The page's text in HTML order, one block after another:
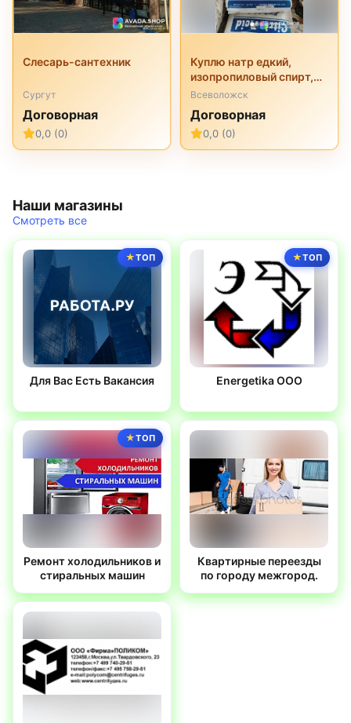
Слесарь-сантехник
Сургут
Договорная
0,0 (0)
Куплю натр едкий,
изопропиловый спирт,
перкарбонат натрия,
другую химию
неликвиды
Всеволожск
Договорная
0,0 (0)
Наши магазины
Смотреть все
ТОП
Для Вас Есть Вакансия
ТОП
Energetika OOO
ТОП
Ремонт холодильников и
стиральных машин
Квартирные переезды
по городу межгород.